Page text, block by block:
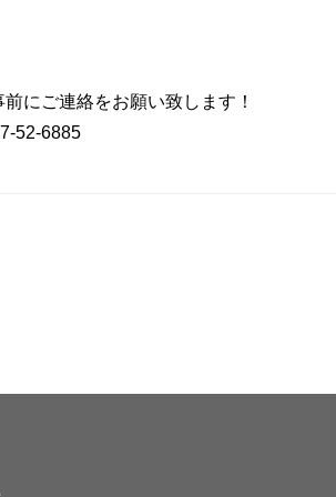
にご連絡をお願い致します！
52-6885